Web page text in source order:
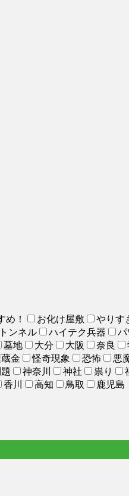
め！ お化け屋敷 やりす
トンネル ハイテク兵器 パ
墓地 大分 大阪 奈良
金 怪奇現象 恐怖 悪
神奈川 神社 祟り
香川 高知 鳥取 鹿児島